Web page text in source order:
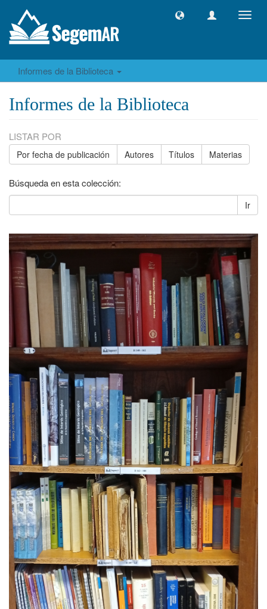
Informes de la Biblioteca
Informes de la Biblioteca
LISTAR POR
Por fecha de publicación Autores Títulos Materias
Búsqueda en esta colección:
Ir